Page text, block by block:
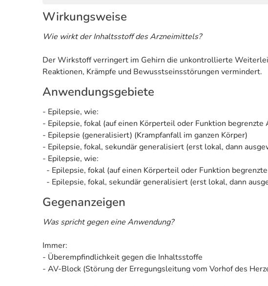
Wirkungsweise
Wie wirkt der Inhaltsstoff des Arzneimittels?
Der Wirkstoff verringert im Gehirn die unkontrollierte
Reaktionen, Krämpfe und Bewusstseinsstörungen vermindert.
Anwendungsgebiete
- Epilepsie, wie:
- Epilepsie, fokal (auf einen Körperteil oder Funktion begrenzte
- Epilepsie (generalisiert) (Krampfanfall im ganzen Körper)
- Epilepsie, fokal, sekundär generalisiert (erst lokal, dann
- Epilepsie, wie:
- Epilepsie, fokal (auf einen Körperteil oder Funktion
- Epilepsie, fokal, sekundär generalisiert (erst lokal, dann
Gegenanzeigen
Was spricht gegen eine Anwendung?
Immer:
- Überempfindlichkeit gegen die Inhaltsstoffe
- AV-Block (Störung der Erregungsleitung vom Vorhof des